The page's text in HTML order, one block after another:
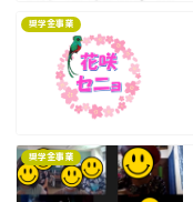
奨学金事業
奨学金事業